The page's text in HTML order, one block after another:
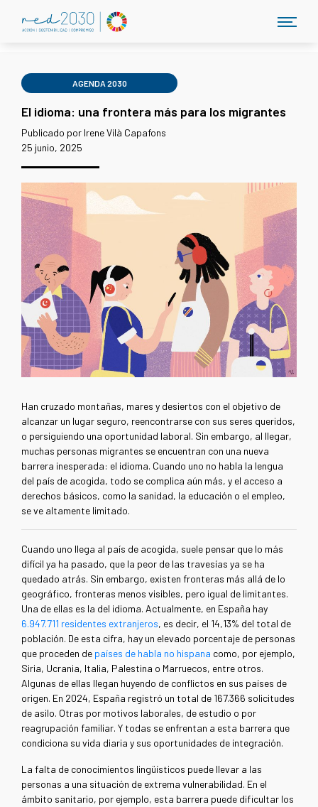
AGENDA 2030
El idioma: una frontera más para los migrantes
Publicado por Irene Vilà Capafons
25 junio, 2025
Han cruzado montañas, mares y desiertos con el objetivo de
alcanzar un lugar seguro, reencontrarse con sus seres queridos,
o persiguiendo una oportunidad laboral. Sin embargo, al llegar,
muchas personas migrantes se encuentran con una nueva
barrera inesperada: el idioma. Cuando uno no habla la lengua
del país de acogida, todo se complica aún más, y el acceso a
derechos básicos, como la sanidad, la educación o el empleo,
se ve altamente limitado.
Cuando uno llega al país de acogida, suele pensar que lo más
difícil ya ha pasado, que la peor de las travesías ya se ha
quedado atrás. Sin embargo, existen fronteras más allá de lo
geográfico, fronteras menos visibles, pero igual de limitantes.
Una de ellas es la del idioma. Actualmente, en España hay
6.947.711 residentes extranjeros, es decir, el 14,13% del total de
población. De esta cifra, hay un elevado porcentaje de personas
que proceden de países de habla no hispana como, por ejemplo,
Siria, Ucrania, Italia, Palestina o Marruecos, entre otros.
Algunas de ellas llegan huyendo de conflictos en sus países de
origen. En 2024, España registró un total de 167.366 solicitudes
de asilo. Otras por motivos laborales, de estudio o por
reagrupación familiar. Y todas se enfrentan a esta barrera que
condiciona su vida diaria y sus oportunidades de integración.
La falta de conocimientos lingüísticos puede llevar a las
personas a una situación de extrema vulnerabilidad. En el
ámbito sanitario, por ejemplo, esta barrera puede dificultar los